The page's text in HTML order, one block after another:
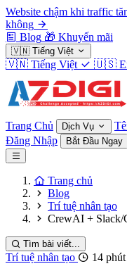
Website chậm khi traffic
không
Blog 🎁 Khuyến mãi
🇻🇳 Tiếng Việt
🇻🇳 Tiếng Việt 🇺🇸
Trang Chủ Dịch Vụ
Đăng Nhập Bắt Đầu Ngay
Trang chủ
Blog
Trí tuệ nhân tạo
CrewAI + Slack/
Tìm bài viết...
Trí tuệ nhân tạo 14